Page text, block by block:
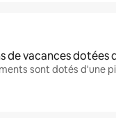
de vacances dotées
sont dotés d'une